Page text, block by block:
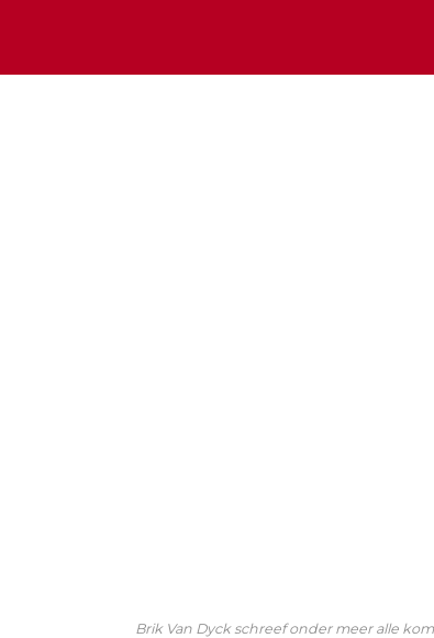
Brik Van Dyck schreef onder meer alle